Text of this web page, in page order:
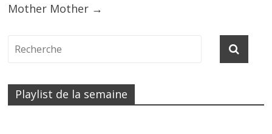
Mother Mother →
Playlist de la semaine